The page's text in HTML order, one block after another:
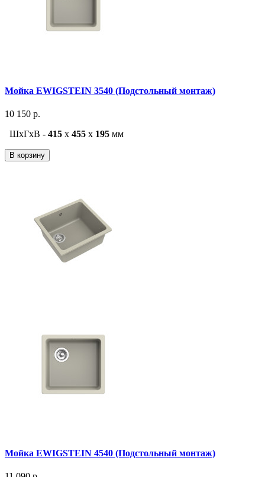
Мойка EWIGSTEIN 3540 (Подстольный монтаж)
10 150 р.
ШxГxВ - 415 x 455 x 195 мм
В корзину
Мойка EWIGSTEIN 4540 (Подстольный монтаж)